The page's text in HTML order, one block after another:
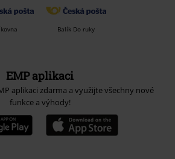
Balík Do ruky
EMP aplikaci
aplikaci zdarma a využijte všechny nové
funkce a výhody!